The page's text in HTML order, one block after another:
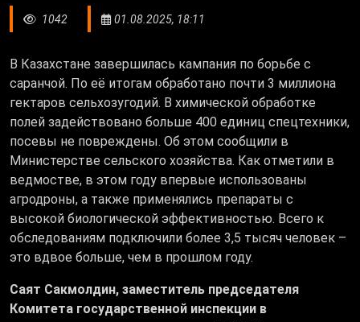
1042 01.08.2025, 18:11
В Казахстане завершилась кампания по борьбе с
саранчой. По её итогам обработано почти 3 миллиона
гектаров сельхозугодий. В химической обработке
полей задействовано больше 400 единиц спецтехники,
посевы не повреждены. Об этом сообщили в
Министерстве сельского хозяйства. Как отметили в
ведмостве, в этом году впервые использованы
агродроны, а также применялись препараты с
высокой биологической эффективностью. Всего к
обследованиям подключили более 3,5 тысяч человек –
это вдвое больше, чем в прошлом году.
Саят Сакмолдин, заместитель председателя
Комитета государственной инспекции в